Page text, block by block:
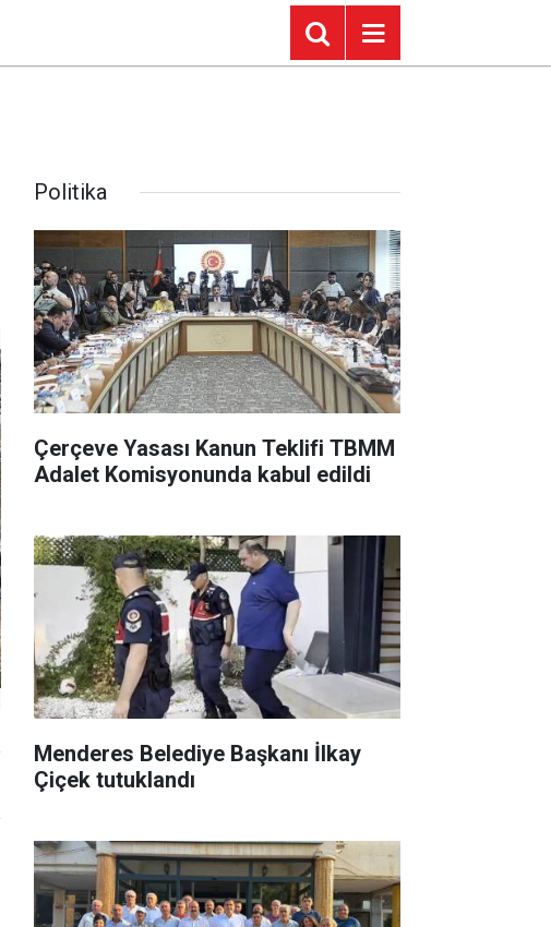
Politika
Çerçeve Yasası Kanun Teklifi TBMM
Adalet Komisyonunda kabul edildi
Menderes Belediye Başkanı İlkay
Çiçek tutuklandı